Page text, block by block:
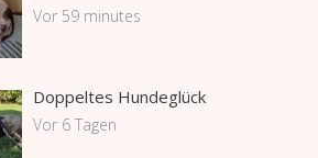
Vor 59 minutes
Doppeltes Hundeglück
Vor 6 Tagen